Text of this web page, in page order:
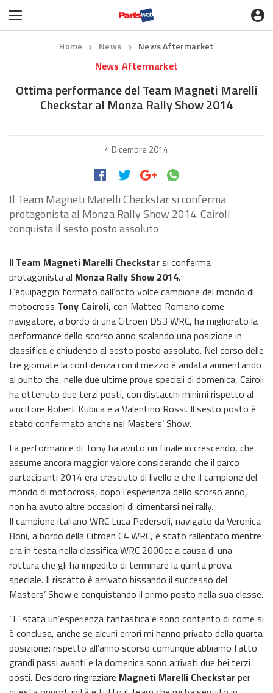
Home ❯ News ❯ News Aftermarket
News Aftermarket
Ottima performance del Team Magneti Marelli
Checkstar al Monza Rally Show 2014
4 Dicembre 2014
Il Team Magneti Marelli Checkstar si conferma
protagonista al Monza Rally Show 2014. Cairoli
conquista il sesto posto assoluto
Il Team Magneti Marelli Checkstarsi conferma
protagonista al Monza Rally Show 2014.
L’equipaggio formato dall’otto volte campione del mondo di
motocross Tony Cairoli, con Matteo Romano come
navigatore, a bordo di una Citroen DS3 WRC, ha migliorato la
performance dello scorso anno scalando una posizione in
classifica e chiudendo al sesto posto assoluto. Nel corso delle
tre giornate la confidenza con il mezzo è andata aumentando
al punto che, nelle due ultime prove speciali di domenica, Cairoli
ha ottenuto due terzi posti, con distacchi minimi rispetto al
vincitore Robert Kubica e a Valentino Rossi. Il sesto posto è
stato confermato anche nel Masters’ Show.
La performance di Tony ha avuto un finale in crescendo, che
assume ancora maggior valore considerando che il parco
partecipanti 2014 era cresciuto di livello e che il campione del
mondo di motocross, dopo l’esperienza dello scorso anno,
non ha avuto altre occasioni di cimentarsi nei rally.
Il campione italiano WRC Luca Pedersoli, navigato da Veronica
Boni, a bordo della Citroen C4 WRC, è stato rallentato mentre
era in testa nella classifica WRC 2000cc a causa di una
rottura che gli ha impedito di terminare la quinta prova
speciale. Il riscatto è arrivato bissando il successo del
Masters’ Show e conquistando il primo posto nella sua classe.
“E’ stata un’esperienza fantastica e sono contento di come si
è conclusa, anche se alcuni errori mi hanno privato della quarta
posizione; rispetto all’anno scorso comunque abbiamo fatto
grandi passi avanti e la domenica sono arrivati due bei terzi
posti. Desidero ringraziare Magneti Marelli Checkstarper